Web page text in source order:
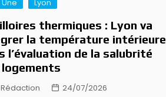
Lyon
thermiques : Lyon va
la température intérieure
l’évaluation de la salubrité
logements
24/07/2026